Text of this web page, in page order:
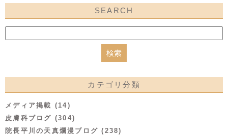
SEARCH
カテゴリ分類
メディア掲載 (14)
皮膚科ブログ (304)
院長平川の天真爛漫ブログ (238)